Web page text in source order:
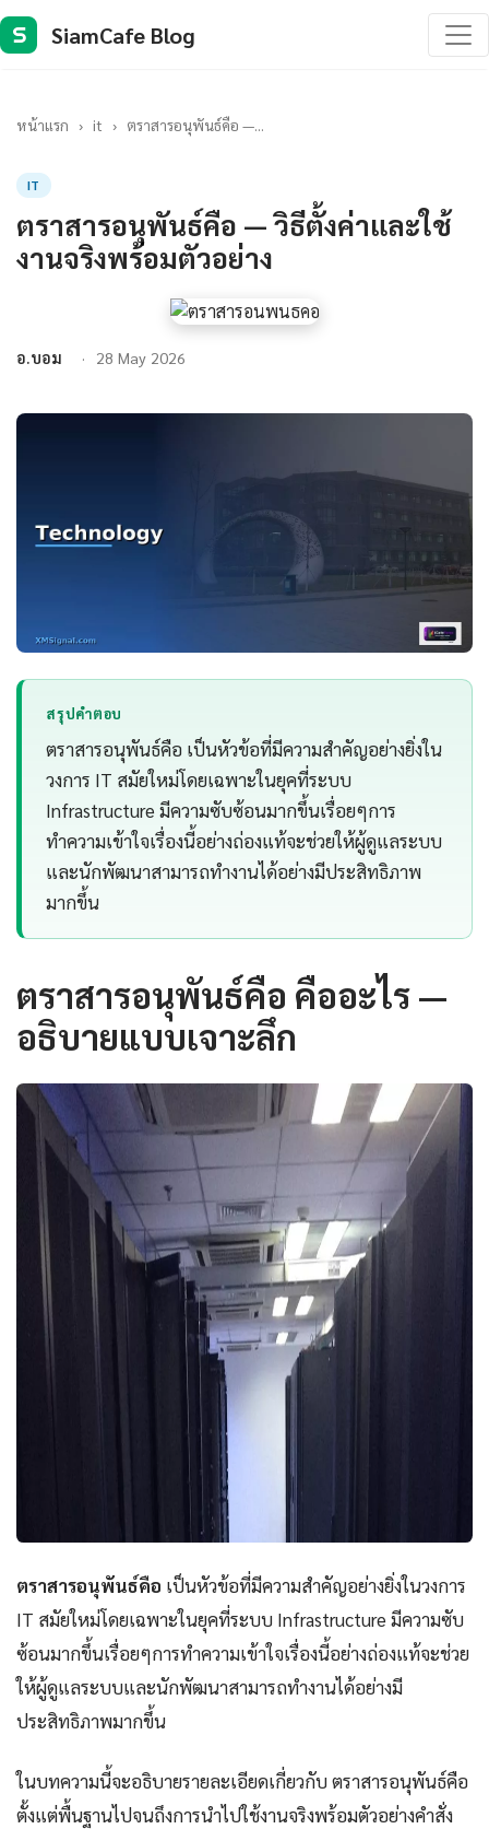
S SiamCafe Blog
หน้าแรก › it › ตราสารอนุพันธ์คือ —...
IT
ตราสารอนุพันธ์คือ — วิธีตั้งค่าและใช้
งานจริงพร้อมตัวอย่าง
อ.บอม 28 May 2026
สรุปคำตอบ
ตราสารอนุพันธ์คือ เป็นหัวข้อที่มีความสำคัญอย่างยิ่งใน
วงการ IT สมัยใหม่โดยเฉพาะในยุคที่ระบบ
Infrastructure มีความซับซ้อนมากขึ้นเรื่อยๆการ
ทำความเข้าใจเรื่องนี้อย่างถ่องแท้จะช่วยให้ผู้ดูแลระบบ
และนักพัฒนาสามารถทำงานได้อย่างมีประสิทธิภาพ
มากขึ้น
ตราสารอนุพันธ์คือ คืออะไร —
อธิบายแบบเจาะลึก
ตราสารอนุพันธ์คือ เป็นหัวข้อที่มีความสำคัญอย่างยิ่งในวงการ
IT สมัยใหม่โดยเฉพาะในยุคที่ระบบ Infrastructure มีความซับ
ซ้อนมากขึ้นเรื่อยๆการทำความเข้าใจเรื่องนี้อย่างถ่องแท้จะช่วย
ให้ผู้ดูแลระบบและนักพัฒนาสามารถทำงานได้อย่างมี
ประสิทธิภาพมากขึ้น
ในบทความนี้จะอธิบายรายละเอียดเกี่ยวกับ ตราสารอนุพันธ์คือ
ตั้งแต่พื้นฐานไปจนถึงการนำไปใช้งานจริงพร้อมตัวอย่างคำสั่ง